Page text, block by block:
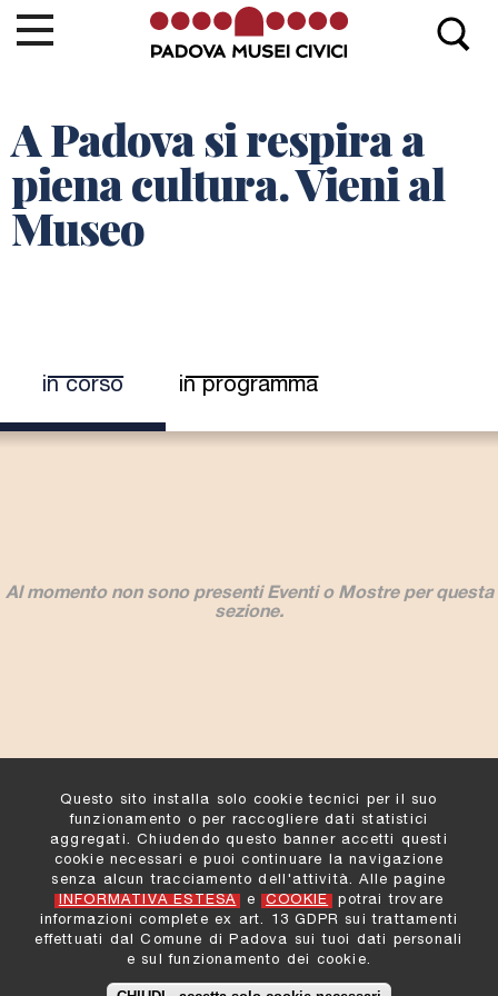
Biglietti e Orari
Le Opere
Info e contatti
MEB
Padova Musei Civici, la rete dei Musei e Biblioteche di
A Padova si respira a
piena cultura. Vieni al
Museo
in corso (scheda attiva)
in programma
Al momento non sono presenti Eventi o Mostre per questa
sezione.
Comune di Padova:
Settore Cultura, Turismo, Musei e Biblioteche
Informazioni e Contatti
Privacy
Cookies
Note legali
Questo sito installa solo cookie tecnici per il suo
funzionamento o per raccogliere dati statistici
aggregati. Chiudendo questo banner accetti questi
cookie necessari e puoi continuare la navigazione
senza alcun tracciamento dell'attività. Alle pagine
INFORMATIVA ESTESA
e COOKIE
potrai trovare
informazioni complete ex art. 13 GDPR sui trattamenti
effettuati dal Comune di Padova sui tuoi dati personali
e sul funzionamento dei cookie.